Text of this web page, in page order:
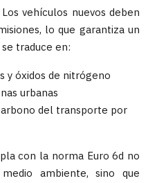
vehículos nuevos deben
lo que garantiza un
traduce en:
y óxidos de nitrógeno
urbanas
del transporte por
con la norma Euro 6d no
ambiente, sino que